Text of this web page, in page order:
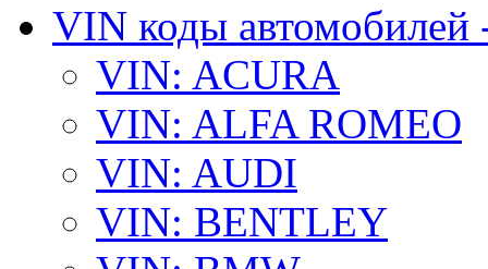
VIN коды автомобилей
VIN: ACURA
VIN: ALFA ROMEO
VIN: AUDI
VIN: BENTLEY